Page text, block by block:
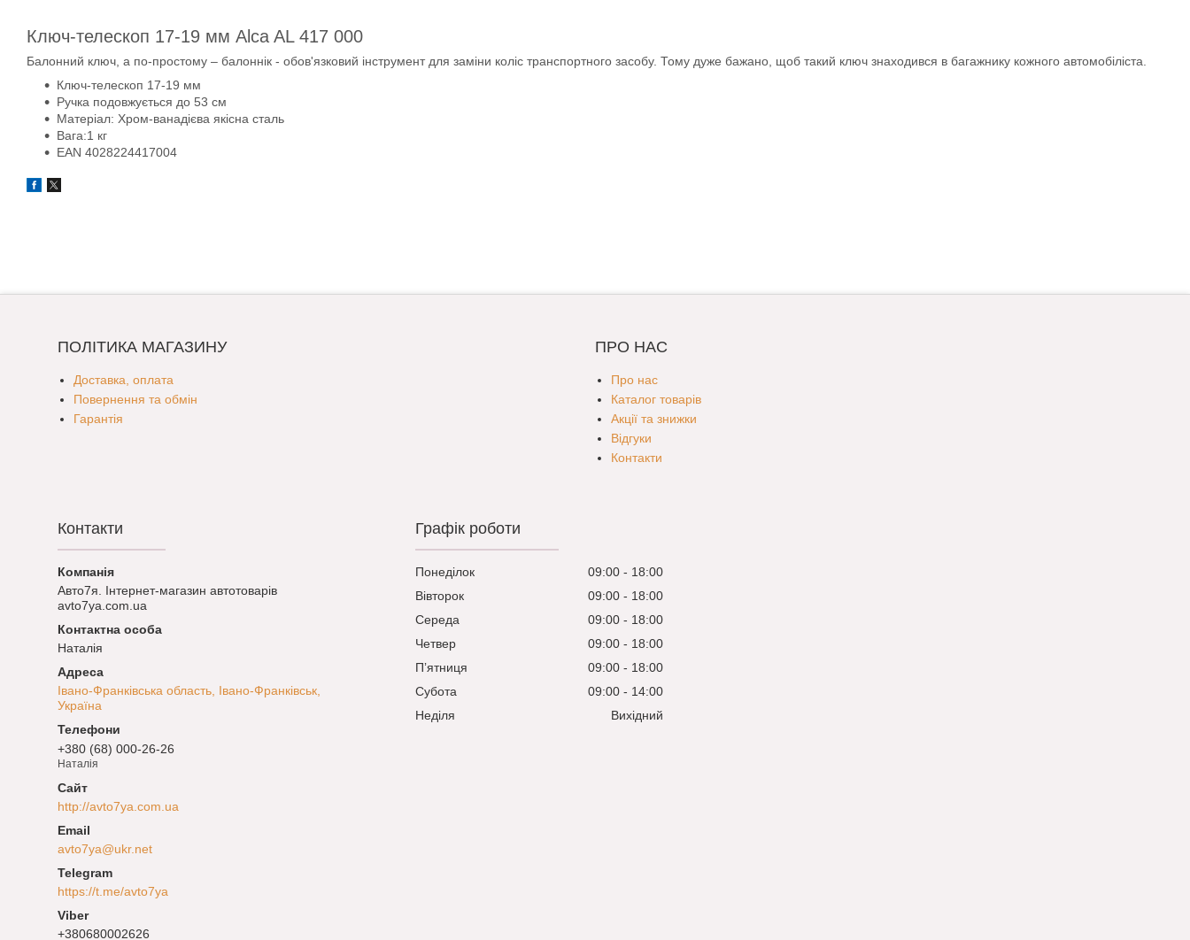
Ключ-телескоп 17-19 мм Alca AL 417 000
Балонний ключ, а по-простому – балоннік - обов'язковий інструмент для заміни коліс транспортного засобу. Тому дуже бажано, щоб такий ключ знаходився в багажнику кожного автомобіліста.
Ключ-телескоп 17-19 мм
Ручка подовжується до 53 см
Матеріал: Хром-ванадієва якісна сталь
Вага:1 кг
EAN 4028224417004
ПОЛІТИКА МАГАЗИНУ
Доставка, оплата
Повернення та обмін
Гарантія
ПРО НАС
Про нас
Каталог товарів
Акції та знижки
Відгуки
Контакти
Контакти
Авто7я. Інтернет-магазин автотоварів
avto7ya.com.ua
Наталія
Івано-Франківська область, Івано-Франківськ,
Україна
+380 (68) 000-26-26
Наталія
http://avto7ya.com.ua
avto7ya@ukr.net
https://t.me/avto7ya
+380680002626
Графік роботи
Понеділок 09:00
18:00
Вівторок
09:00
18:00
Середа
09:00
18:00
Четвер
09:00
18:00
Пʼятниця
09:00
18:00
Субота
09:00
14:00
Неділя
Вихідний